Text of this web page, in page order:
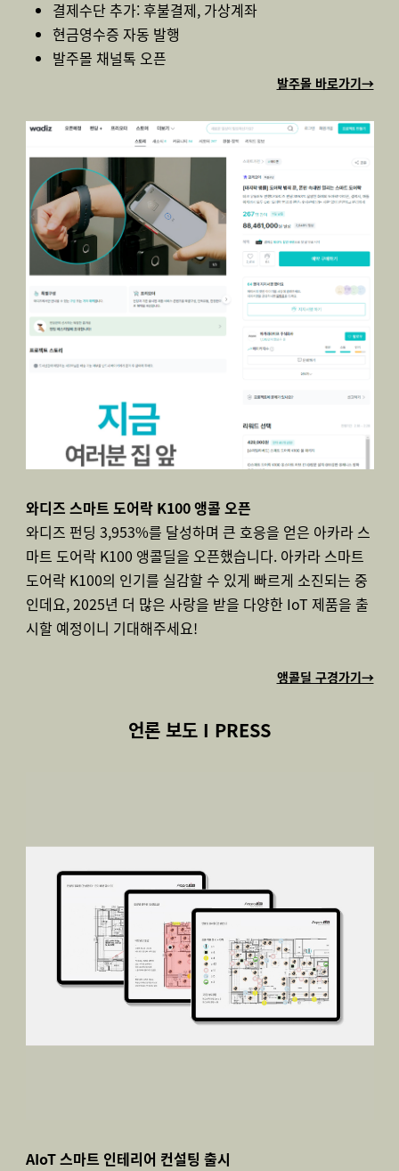
결제수단 추가: 후불결제, 가상계좌
현금영수증 자동 발행
발주몰 채널톡 오픈
발주몰 바로가기→
와디즈 스마트 도어락 K100 앵콜 오픈
와디즈 펀딩 3,953%를 달성하며 큰 호응을 얻은 아카라 스
마트 도어락 K100 앵콜딜을 오픈했습니다. 아카라 스마트
도어락 K100의 인기를 실감할 수 있게 빠르게 소진되는 중
인데요, 2025년 더 많은 사랑을 받을 다양한 IoT 제품을 출
시할 예정이니 기대해주세요!
앵콜딜 구경가기→
언론 보도 I PRESS
AIoT 스마트 인테리어 컨설팅 출시